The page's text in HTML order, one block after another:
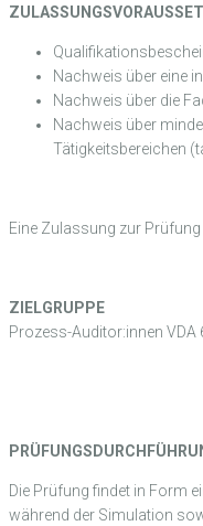
Nachweis über eine
Nachweis über die
Nachweis über
Tätigkeitsbereichen
Eine Zulassung zur
ZIELGRUPPE
Prozess-Auditor:innen
Die Prüfung findet in Form
während der Simulation